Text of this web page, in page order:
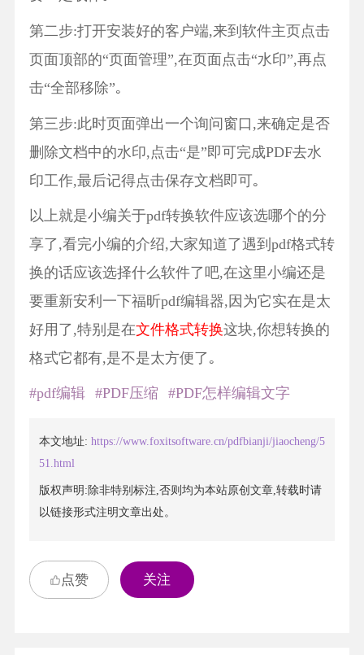
第二步:打开安装好的客户端,来到软件主页点击
页面顶部的“页面管理”,在页面点击“水印”,再点
击“全部移除”｡
第三步:此时页面弹出一个询问窗口,来确定是否
删除文档中的水印,点击“是”即可完成PDF去水
印工作,最后记得点击保存文档即可｡
以上就是小编关于pdf转换软件应该选哪个的分
享了,看完小编的介绍,大家知道了遇到pdf格式转
换的话应该选择什么软件了吧,在这里小编还是
要重新安利一下福昕pdf编辑器,因为它实在是太
好用了,特别是在文件格式转换这块,你想转换的
格式它都有,是不是太方便了｡
#pdf编辑 #PDF压缩 #PDF怎样编辑文字
本文地址: https://www.foxitsoftware.cn/pdfbianji/jiaocheng/5
51.html
版权声明:除非特别标注,否则均为本站原创文章,转载时请
以链接形式注明文章出处。
点赞 关注